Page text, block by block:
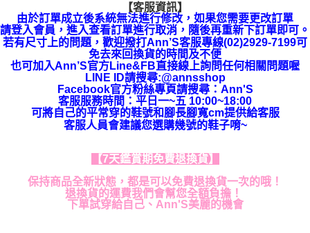
【客服資訊】
由於訂單成立後系統無法進行修改，如果您需要更改訂單
請登入會員，進入查看訂單進行取消，隨後再重新下訂單即可。
若有尺寸上的問題，歡迎撥打Ann’S客服專線(02)2929-7199可
免去來回換貨的時間及不便
也可加入Ann’S官方Line&FB直接線上詢問任何相關問題喔
LINE ID請搜尋:@annsshop
Facebook官方粉絲專頁請搜尋：Ann'S
客服服務時間：平日一~五 10:00~18:00
可將自己的平常穿的鞋號和腳長腳寬cm提供給客服
客服人員會建議您選購幾號的鞋子唷~
【7天鑑賞期免費退換貨】
保持商品全新狀態，都是可以免費退換貨一次的哦！
退換貨的運費我們會幫您全額負擔！
下單試穿給自己、Ann'S美麗的機會